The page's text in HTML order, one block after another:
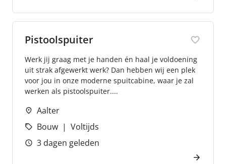
Pistoolspuiter
Werk jij graag met je handen én haal je voldoening
uit strak afgewerkt werk? Dan hebben wij een plek
voor jou in onze moderne spuitcabine, waar je zal
werken als pistoolspuiter....
Aalter
Bouw
Voltijds
3 dagen geleden